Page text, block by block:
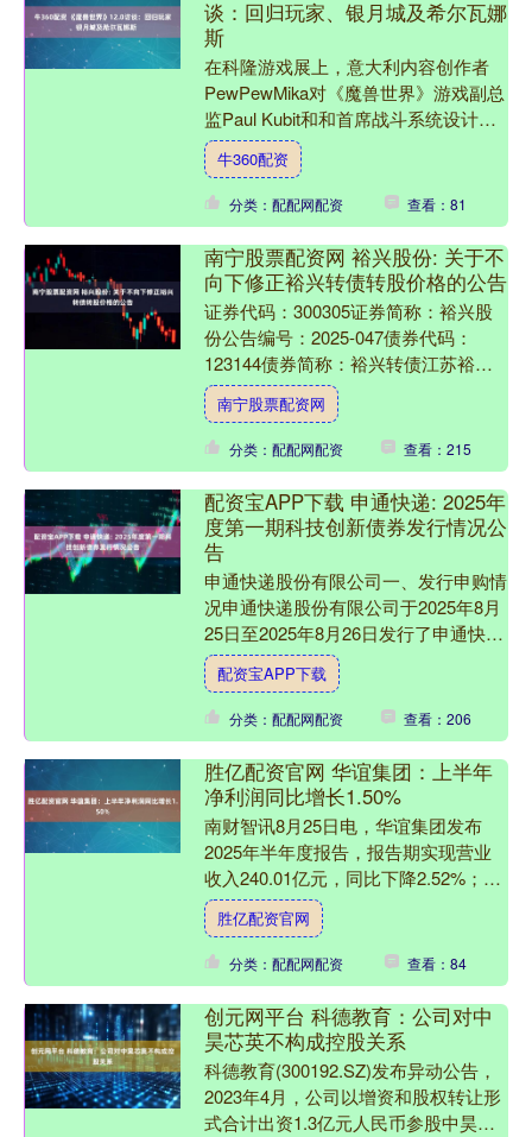
谈：回归玩家、银月城及希尔瓦娜
斯
在科隆游戏展上，意大利内容创作者
PewPewMika对《魔兽世界》游戏副总
监Paul Kubit和和首席战斗系统设计师
Jade Martin进行了采访，聊到12....
牛360配资
分类：配配网配资 查看：81
南宁股票配资网 裕兴股份: 关于不
向下修正裕兴转债转股价格的公告
证券代码：300305证券简称：裕兴股
份公告编号：2025-047债券代码：
123144债券简称：裕兴转债江苏裕兴
薄膜科技股份有限公司本公司及董事会
全体成员保证....
南宁股票配资网
分类：配配网配资 查看：215
配资宝APP下载 申通快递: 2025年
度第一期科技创新债券发行情况公
告
申通快递股份有限公司一、发行申购情
况申通快递股份有限公司于2025年8月
25日至2025年8月26日发行了申通快递
股份有限公司2025年度第一期科技创
新债券，现....
配资宝APP下载
分类：配配网配资 查看：206
胜亿配资官网 华谊集团：上半年
净利润同比增长1.50%
南财智讯8月25日电，华谊集团发布
2025年半年度报告，报告期实现营业
收入240.01亿元，同比下降2.52%；归
属上市公司股东的净利润4.88亿元，同
比增长1....
胜亿配资官网
分类：配配网配资 查看：84
创元网平台 科德教育：公司对中
昊芯英不构成控股关系
科德教育(300192.SZ)发布异动公告，
2023年4月，公司以增资和股权转让形
式合计出资1.3亿元人民币参股中昊芯